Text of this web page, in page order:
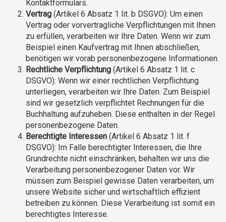
Kontaktformulars.
Vertrag (Artikel 6 Absatz 1 lit. b DSGVO): Um einen
Vertrag oder vorvertragliche Verpflichtungen mit Ihnen
zu erfüllen, verarbeiten wir Ihre Daten. Wenn wir zum
Beispiel einen Kaufvertrag mit Ihnen abschließen,
benötigen wir vorab personenbezogene Informationen.
Rechtliche Verpflichtung (Artikel 6 Absatz 1 lit. c
DSGVO): Wenn wir einer rechtlichen Verpflichtung
unterliegen, verarbeiten wir Ihre Daten. Zum Beispiel
sind wir gesetzlich verpflichtet Rechnungen für die
Buchhaltung aufzuheben. Diese enthalten in der Regel
personenbezogene Daten.
Berechtigte Interessen (Artikel 6 Absatz 1 lit. f
DSGVO): Im Falle berechtigter Interessen, die Ihre
Grundrechte nicht einschränken, behalten wir uns die
Verarbeitung personenbezogener Daten vor. Wir
müssen zum Beispiel gewisse Daten verarbeiten, um
unsere Website sicher und wirtschaftlich effizient
betreiben zu können. Diese Verarbeitung ist somit ein
berechtigtes Interesse.